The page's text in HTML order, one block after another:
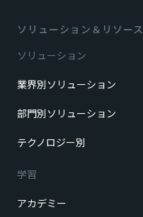
ソリューション＆リソース
ソリューション
業界別ソリューション
部門別ソリューション
テクノロジー別
学習
アカデミー